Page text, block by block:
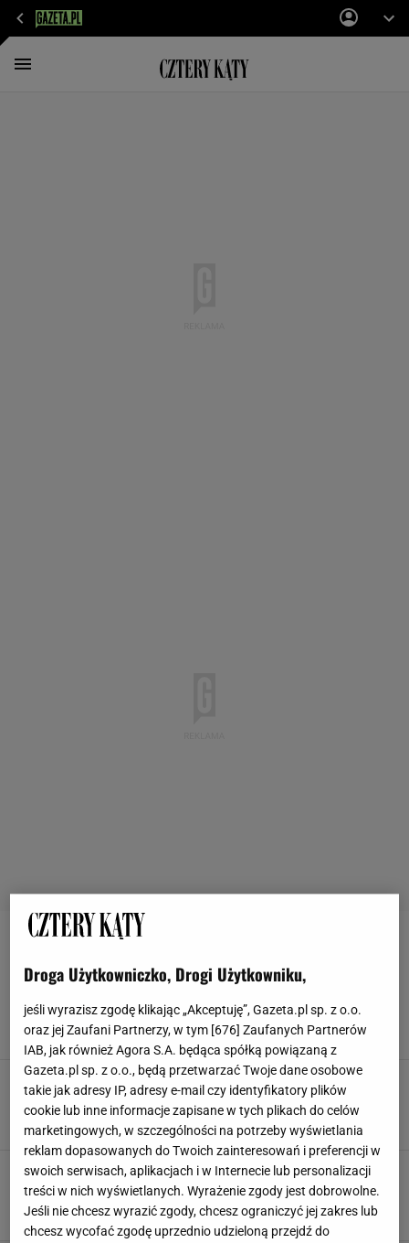
Idealne prezenty dla zabieganych - urządzenia,
które oszczędzają czas
AIRFRYER RTV EURO AGD SUSZARKA ZMYWARKA
Jedna porządna rzecz lepsza niż stos
drobiazgów? Te prezenty po prostu mają sens
BOŻE NARODZENIE ODKURZACZ PREZENTY SMARTFONY
Bosch czyści magazyny! Te 3 niezbędne sprzęty
kuchenne kupisz teraz za ułamek ceny
BOSCH LODÓWKA PŁYTA INDUKCYJNA WYPRZEDAŻ
Droga Użytkowniczko, Drogi Użytkowniku,
jeśli wyrazisz zgodę klikając „Akceptuję”, Gazeta.pl sp. z o.o.
oraz jej Zaufani Partnerzy, w tym [ 676 ] Zaufanych Partnerów
IAB, jak również Agora S.A. będąca spółką powiązaną z
Gazeta.pl sp. z o.o., będą przetwarzać Twoje dane osobowe
takie jak adresy IP, adresy e-mail czy identyfikatory plików
cookie lub inne informacje zapisane w tych plikach do celów
marketingowych, w szczególności na potrzeby wyświetlania
reklam dopasowanych do Twoich zainteresowań i preferencji w
swoich serwisach, aplikacjach i w Internecie lub personalizacji
treści w nich wyświetlanych. Wyrażenie zgody jest dobrowolne.
Jeśli nie chcesz wyrazić zgody, chcesz ograniczyć jej zakres lub
chcesz wycofać zgodę uprzednio udzieloną przejdź do